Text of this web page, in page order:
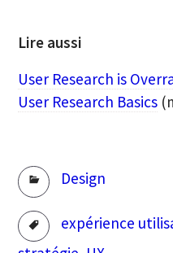
Lire aussi
User Research is
User Research Basics
RubriquesDesign
Tags expérience